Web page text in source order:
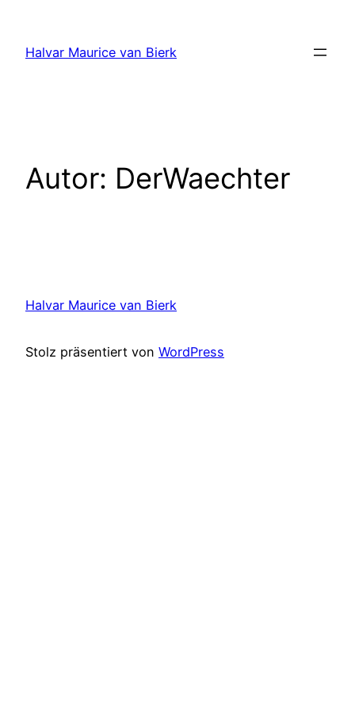
springen
Halvar Maurice van Bierk
Autor: DerWaechter
Halvar Maurice van Bierk
Stolz präsentiert von WordPress